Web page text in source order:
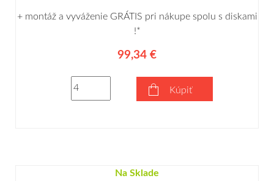
+ montáž a vyváženie GRÁTIS pri nákupe spolu s diskami
!*
99,34 €
Kúpiť
Na Sklade